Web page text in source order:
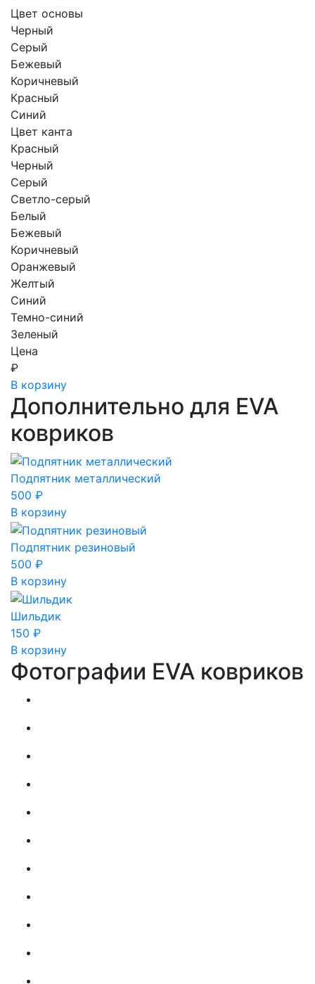
Цвет основы
Черный
Серый
Бежевый
Коричневый
Красный
Синий
Цвет канта
Красный
Черный
Серый
Светло-серый
Белый
Бежевый
Коричневый
Оранжевый
Желтый
Синий
Темно-синий
Зеленый
Цена
₽
В корзину
Дополнительно для EVA
ковриков
Подпятник металлический
500 ₽
В корзину
Подпятник резиновый
500 ₽
В корзину
Шильдик
150 ₽
В корзину
Фотографии EVA ковриков